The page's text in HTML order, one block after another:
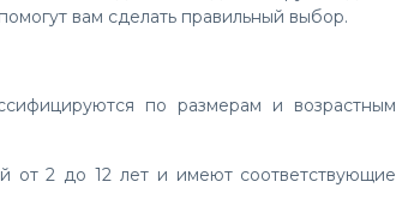
вам сделать правильный выбор.
по размерам и возрастным
от 2 до 12 лет и имеют соответствующие